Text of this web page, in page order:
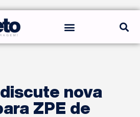
nova
ZPE de